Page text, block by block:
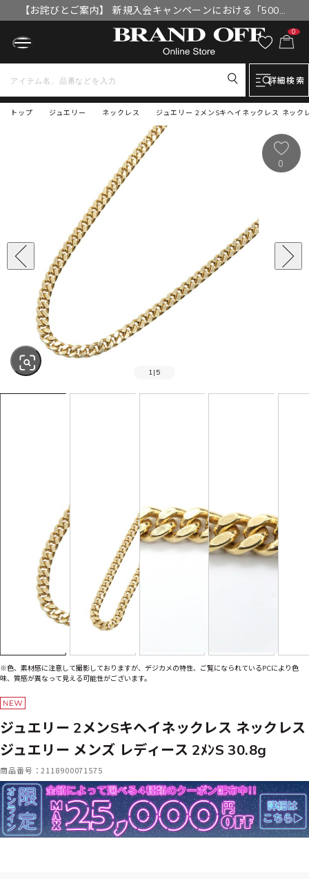
【お詫びとご案内】 新規入会キャンペーンにおける「500円
OFFクーポン」付与漏れと補填について
0
詳細検索
トップ ジュエリー 2メンSキヘイネックレス ネッ
ジュエリー ネックレス
1 | 5
0
※色、素材感に注意して撮影しておりますが、デジカメの特性、ご覧になられているPCにより色
味、質感が異なって見える可能性がございます。
ジュエリー 2メンSキヘイネックレス ネックレス
ジュエリー メンズ レディース 2ﾒﾝS 30.8g
商品番号：2118900071575